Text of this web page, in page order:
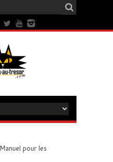
Manuel pour les